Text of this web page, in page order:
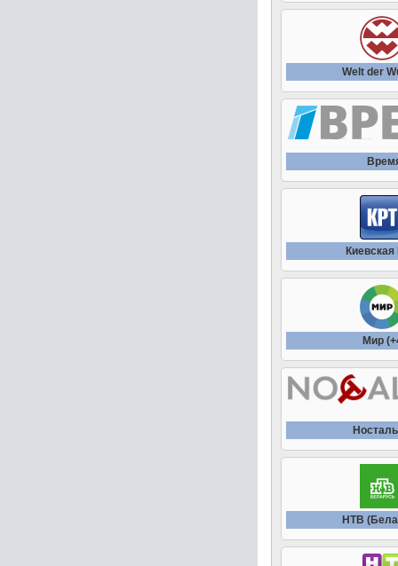
Welt der
Киевская
Мир
НТВ